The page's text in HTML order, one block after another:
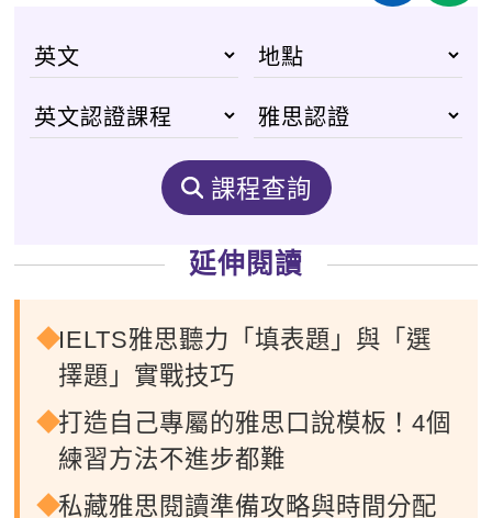
課程查詢
延伸閱讀
IELTS雅思聽力「填表題」與「選
擇題」實戰技巧
打造自己專屬的雅思口說模板！4個
練習方法不進步都難
私藏雅思閱讀準備攻略與時間分配